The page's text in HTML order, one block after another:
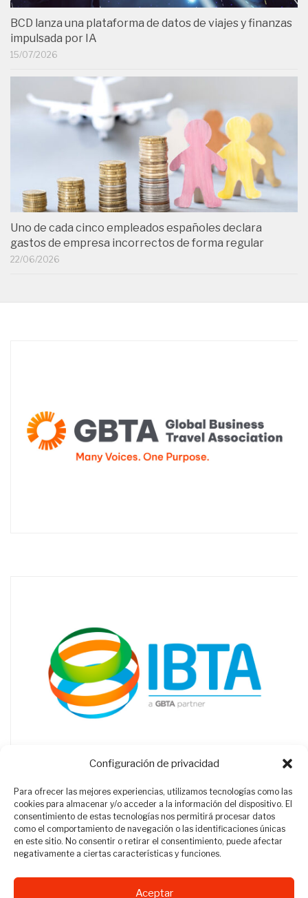
Configuración de privacidad
Para ofrecer las mejores experiencias, utilizamos tecnologías como las
cookies para almacenar y/o acceder a la información del dispositivo. El
consentimiento de estas tecnologías nos permitirá procesar datos
como el comportamiento de navegación o las identificaciones únicas
en este sitio. No consentir o retirar el consentimiento, puede afectar
negativamente a ciertas características y funciones.
Aceptar
BCD lanza una plataforma de datos de viajes y finanzas
impulsada por IA
15/07/2026
Uno de cada cinco empleados españoles declara
gastos de empresa incorrectos de forma regular
22/06/2026